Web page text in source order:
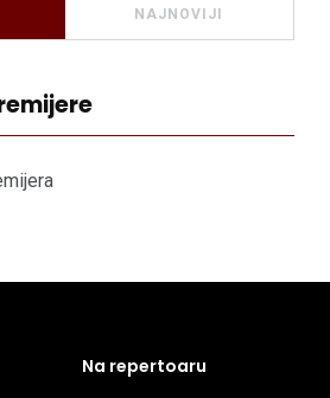
NAJNOVIJI
Na repertoaru